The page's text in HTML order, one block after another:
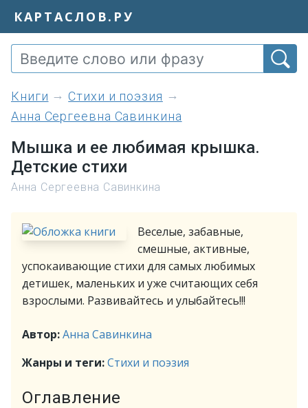
КАРТАСЛОВ.РУ
книги
Стихи и поэзия
Анна Сергеевна Савинкина
Мышка и ее любимая крышка.
Детские стихи
Анна Сергеевна Савинкина
Веселые, забавные,
смешные, активные,
успокаивающие стихи для самых любимых
детишек, маленьких и уже считающих себя
взрослыми. Развивайтесь и улыбайтесь!!!
Автор:Анна Савинкина
Жанры и теги:Стихи и поэзия
Оглавление